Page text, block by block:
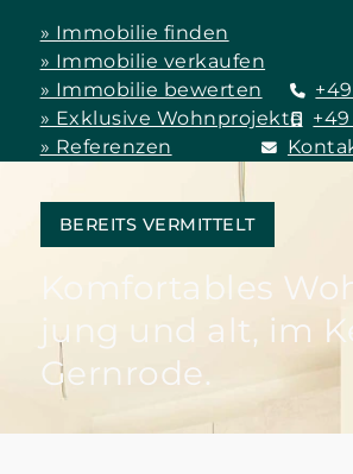
» Immobilie finden
» Immobilie verkaufen
» Immobilie bewerten
» Exklusive Wohnprojekte
» Referenzen
+49
BEREITS VERMITTELT
Komfortables
jung und alt, im
Gernrode.